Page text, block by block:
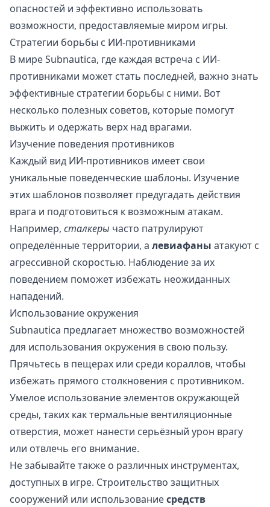
опасностей и эффективно использовать
возможности, предоставляемые миром игры.
Стратегии борьбы с ИИ-противниками
В мире Subnautica, где каждая встреча с ИИ-
противниками может стать последней, важно знать
эффективные стратегии борьбы с ними. Вот
несколько полезных советов, которые помогут
выжить и одержать верх над врагами.
Изучение поведения противников
Каждый вид ИИ-противников имеет свои
уникальные поведенческие шаблоны. Изучение
этих шаблонов позволяет предугадать действия
врага и подготовиться к возможным атакам.
Например, сталкеры часто патрулируют
определённые территории, а левиафаны атакуют с
агрессивной скоростью. Наблюдение за их
поведением поможет избежать неожиданных
нападений.
Использование окружения
Subnautica предлагает множество возможностей
для использования окружения в свою пользу.
Прячьтесь в пещерах или среди кораллов, чтобы
избежать прямого столкновения с противником.
Умелое использование элементов окружающей
среды, таких как термальные вентиляционные
отверстия, может нанести серьёзный урон врагу
или отвлечь его внимание.
Не забывайте также о различных инструментах,
доступных в игре. Строительство защитных
сооружений или использованиесредств